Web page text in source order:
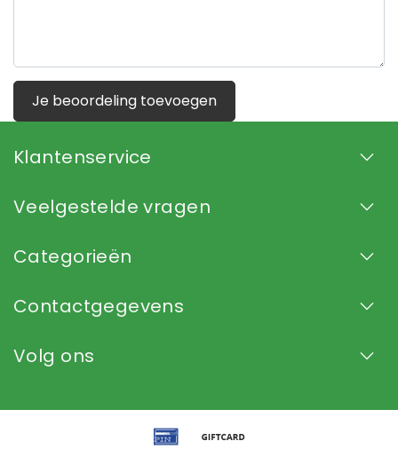
Je beoordeling toevoegen
Klantenservice
Veelgestelde vragen
Categorieën
Contactgegevens
Volg ons